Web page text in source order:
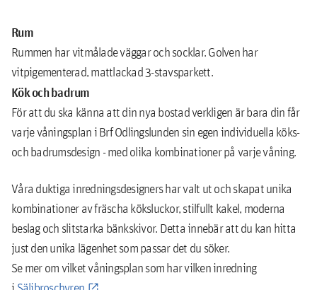
Rum
Rummen har vitmålade väggar och socklar. Golven har
vitpigementerad, mattlackad 3-stavsparkett.
Kök och badrum
För att du ska känna att din nya bostad verkligen är bara din får
varje våningsplan i Brf Odlingslunden sin egen individuella köks-
och badrumsdesign - med olika kombinationer på varje våning.
Våra duktiga inredningsdesigners har valt ut och skapat unika
kombinationer av fräscha köksluckor, stilfullt kakel, moderna
beslag och slitstarka bänkskivor. Detta innebär att du kan hitta
just den unika lägenhet som passar det du söker.
Se mer om vilket våningsplan som har vilken inredning